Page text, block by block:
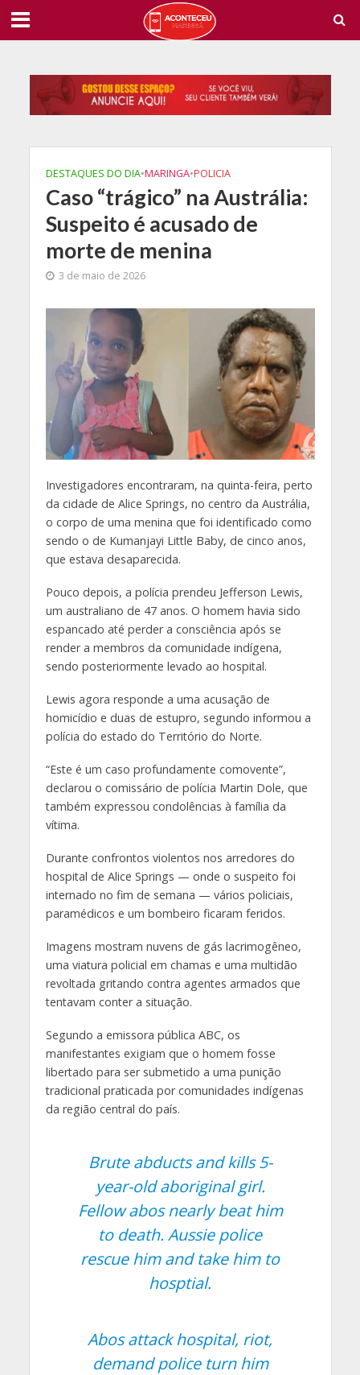
DESTAQUES DO DIA•MARINGA•POLICIA
Caso “trágico” na Austrália:
Suspeito é acusado de
morte de menina
3 de maio de 2026
Investigadores encontraram, na quinta-feira, perto
da cidade de Alice Springs, no centro da Austrália,
o corpo de uma menina que foi identificado como
sendo o de Kumanjayi Little Baby, de cinco anos,
que estava desaparecida.
Pouco depois, a polícia prendeu Jefferson Lewis,
um australiano de 47 anos. O homem havia sido
espancado até perder a consciência após se
render a membros da comunidade indígena,
sendo posteriormente levado ao hospital.
Lewis agora responde a uma acusação de
homicídio e duas de estupro, segundo informou a
polícia do estado do Território do Norte.
“Este é um caso profundamente comovente”,
declarou o comissário de polícia Martin Dole, que
também expressou condolências à família da
vítima.
Durante confrontos violentos nos arredores do
hospital de Alice Springs — onde o suspeito foi
internado no fim de semana — vários policiais,
paramédicos e um bombeiro ficaram feridos.
Imagens mostram nuvens de gás lacrimogêneo,
uma viatura policial em chamas e uma multidão
revoltada gritando contra agentes armados que
tentavam conter a situação.
Segundo a emissora pública ABC, os
manifestantes exigiam que o homem fosse
libertado para ser submetido a uma punição
tradicional praticada por comunidades indígenas
da região central do país.
Brute abducts and kills 5-
year-old aboriginal girl.
Fellow abos nearly beat him
to death. Aussie police
rescue him and take him to
hosptial.
Abos attack hospital, riot,
demand police turn him